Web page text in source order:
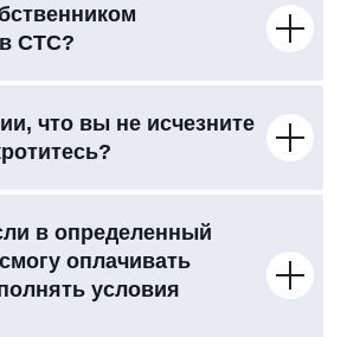
СТС?
что вы не исчезните
в определенный
оплачивать
условия